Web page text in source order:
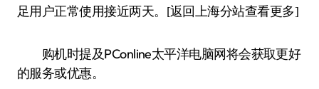
足用户正常使用接近两天。
[返回上海分站查看更多]
购机时提及PConline太平洋电脑网将会获取更好
的服务或优惠。